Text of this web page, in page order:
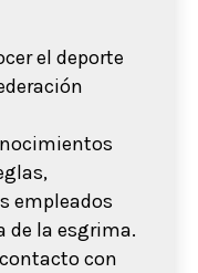
el deporte
empleados
de la esgrima.
con